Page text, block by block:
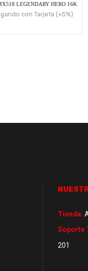
LEGENDARY HERO 16K
con Tarjeta (+5%)
Tienda:
Soporte
201